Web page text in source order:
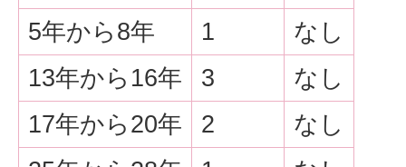
5年から8年
1
なし
13年から16年
3
なし
17年から20年
2
なし